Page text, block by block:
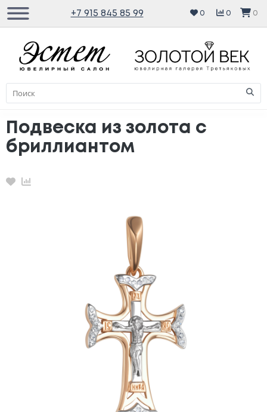
+7 915 845 85 99 0 0 0
Подвеска из золота с
бриллиантом
Избранное
Сравнение